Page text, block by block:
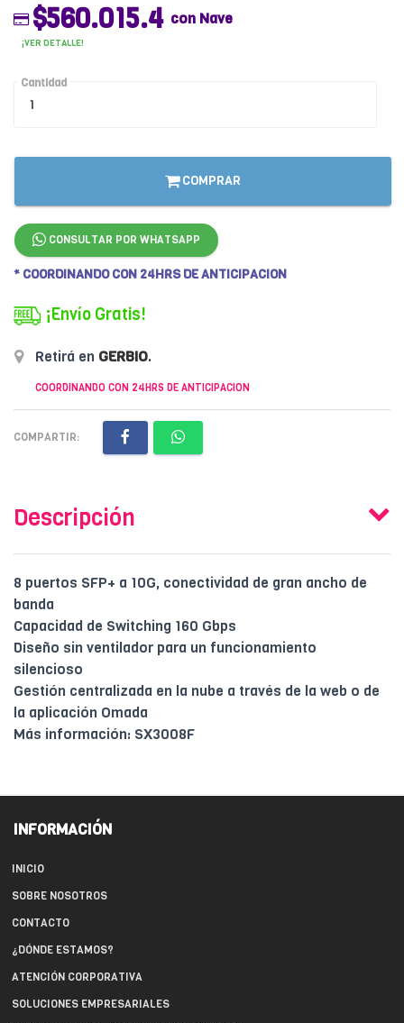
$560.015.4 con Nave
¡VER DETALLE!
Cantidad
COMPRAR
CONSULTAR POR WHATSAPP
* COORDINANDO CON 24HRS DE ANTICIPACION
¡Envío Gratis!
Retirá en GERBIO.
COORDINANDO CON 24HRS DE ANTICIPACION
COMPARTIR:
Descripción
8 puertos SFP+ a 10G, conectividad de gran ancho de
banda
Capacidad de Switching 160 Gbps
Diseño sin ventilador para un funcionamiento
silencioso
Gestión centralizada en la nube a través de la web o de
la aplicación Omada
Más información: SX3008F
INFORMACIÓN
INICIO
SOBRE NOSOTROS
CONTACTO
¿DÓNDE ESTAMOS?
ATENCIÓN CORPORATIVA
SOLUCIONES EMPRESARIALES